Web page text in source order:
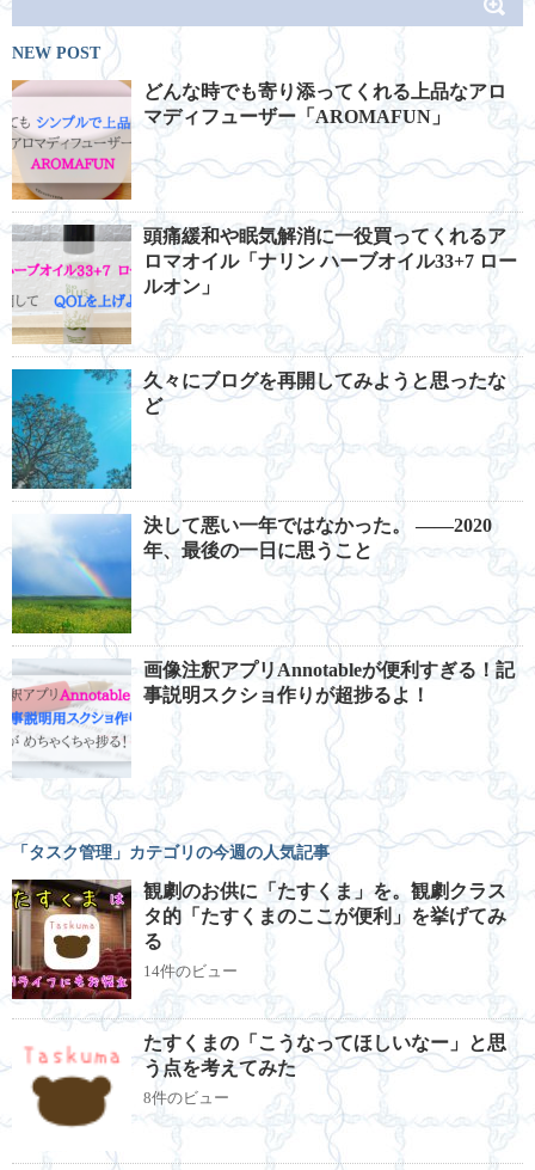
NEW POST
どんな時でも寄り添ってくれる上品なアロ
マディフューザー「AROMAFUN」
頭痛緩和や眠気解消に一役買ってくれるア
ロマオイル「ナリン ハーブオイル33+7 ロー
ルオン」
久々にブログを再開してみようと思ったな
ど
決して悪い一年ではなかった。 ――2020
年、最後の一日に思うこと
画像注釈アプリAnnotableが便利すぎる！記
事説明スクショ作りが超捗るよ！
「タスク管理」カテゴリの今週の人気記事
観劇のお供に「たすくま」を。観劇クラス
タ的「たすくまのここが便利」を挙げてみ
る
14件のビュー
たすくまの「こうなってほしいなー」と思
う点を考えてみた
8件のビュー